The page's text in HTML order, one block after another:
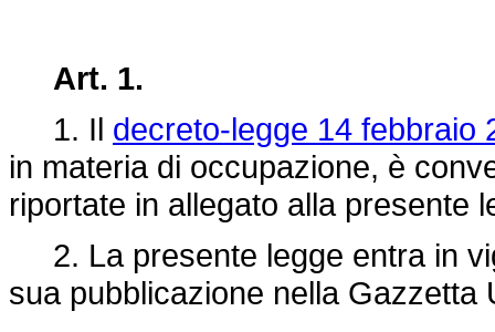
Art. 1.
1. Il decreto-legge 14 febbraio
in materia di occupazione, è
riportate in allegato alla presente
2. La presente legge entra in
sua pubblicazione nella Gazzetta